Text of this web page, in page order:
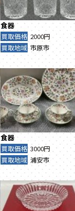
食器
買取価格 2000円
買取地域 市原市
食器
買取価格 3000円
買取地域 浦安市